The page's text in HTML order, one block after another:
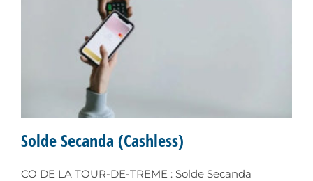
Solde Secanda (Cashless)
CO DE LA TOUR-DE-TREME : Solde Secanda